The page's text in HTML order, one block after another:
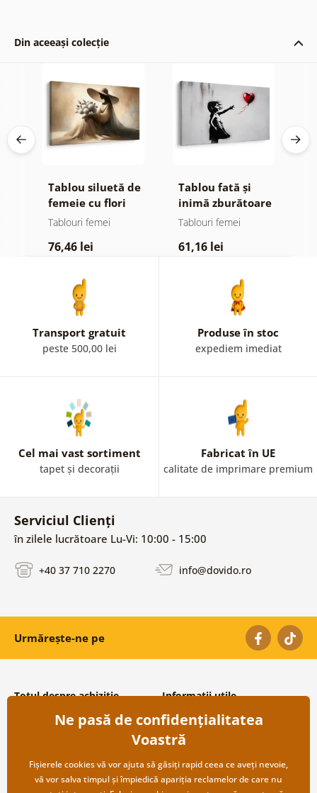
Din aceeași colecție
Tablou siluetă de
femeie cu flori
Tablouri femei
76,46 lei
Tablou fată și
inimă zburătoare
Tablouri femei
61,16 lei
Transport gratuit
peste 500,00 lei
Produse în stoc
expediem imediat
Cel mai vast sortiment
tapet și decorații
Fabricat în UE
calitate de imprimare premium
Serviciul Clienți
în zilele lucrătoare Lu-Vi: 10:00 - 15:00
+40 37 710 2270 info@dovido.ro
Urmărește-ne pe
Totul despre achiziție
Condiții și termeni generali
Protecția datelor personale
Transport și modalități de plată
Returnare
Informații utile
Despre noi
Întrebări frecvente
Contacte
Cooperare angro
Ne pasă de confidențialitatea
Voastră
Fișierele cookies vă vor ajuta să găsiți rapid ceea ce aveți nevoie,
vă vor salva timpul și împiedică apariția reclamelor de care nu